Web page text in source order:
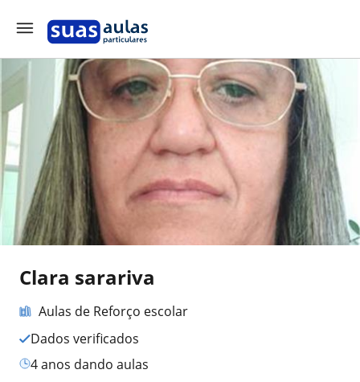
Clara sarariva
Aulas de Reforço escolar
Dados verificados
4 anos dando aulas